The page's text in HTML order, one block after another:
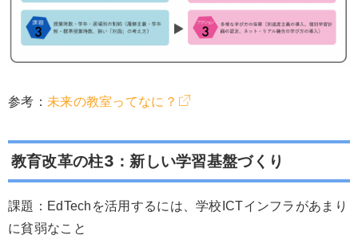
参考： 未来の教室ってなに？
教育改革の柱3：新しい学習基盤づくり
課題：EdTechを活用するには、学校ICTインフラがあまり
に貧弱なこと